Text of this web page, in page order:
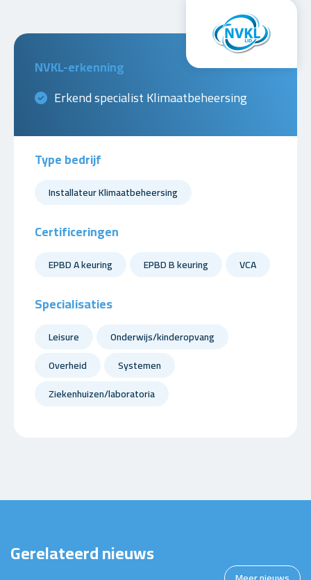
NVKL-erkenning
Erkend specialist Klimaatbeheersing
Type bedrijf
Installateur Klimaatbeheersing
Certificeringen
EPBD A keuring EPBD B keuring VCA
Specialisaties
Leisure
Onderwijs/kinderopvang
Overheid
Systemen
Ziekenhuizen/laboratoria
Gerelateerd nieuws